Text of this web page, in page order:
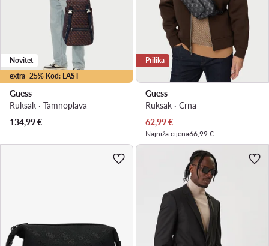
extra -25% Kod: LAST
Novitet
Guess
Ruksak · Tamnoplava
134,99€
Prilika
Guess
Ruksak · Crna
Trenutna cijena
62,99€
Najniža cijena66,99 €